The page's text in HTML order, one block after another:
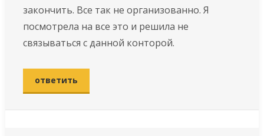
закончить. Все так не организованно. Я
посмотрела на все это и решила не
связываться с данной конторой.
ответить